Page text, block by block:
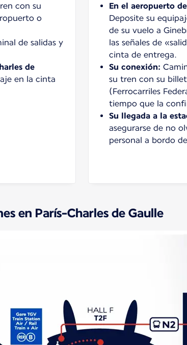
con su
o
de salidas y
de
en la cinta
En el aeropuerto
Deposite su
de su vuelo a
las señales de
cinta de entrega.
Su conexión:
su tren con su
(Ferrocarriles
tiempo que la
Su llegada a la
asegurarse de no
personal a bordo
en París-Charles de Gaulle